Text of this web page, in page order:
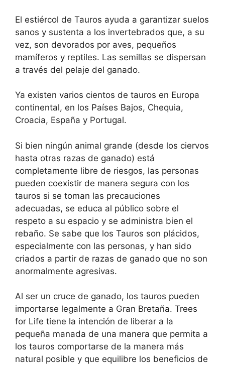
El estiércol de Tauros ayuda a garantizar suelos
sanos y sustenta a los invertebrados que, a su
vez, son devorados por aves, pequeños
mamíferos y reptiles. Las semillas se dispersan
a través del pelaje del ganado.
Ya existen varios cientos de tauros en Europa
continental, en los Países Bajos, Chequia,
Croacia, España y Portugal.
Si bien ningún animal grande (desde los ciervos
hasta otras razas de ganado) está
completamente libre de riesgos, las personas
pueden coexistir de manera segura con los
tauros si se toman las precauciones
adecuadas, se educa al público sobre el
respeto a su espacio y se administra bien el
rebaño. Se sabe que los Tauros son plácidos,
especialmente con las personas, y han sido
criados a partir de razas de ganado que no son
anormalmente agresivas.
Al ser un cruce de ganado, los tauros pueden
importarse legalmente a Gran Bretaña. Trees
for Life tiene la intención de liberar a la
pequeña manada de una manera que permita a
los tauros comportarse de la manera más
natural posible y que equilibre los beneficios de